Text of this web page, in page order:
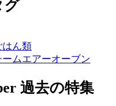
グ
はん類
ームエアーオーブン
過去の特集